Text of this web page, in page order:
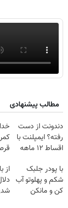
مطالب پیشنهادی
دندونت از دست
رفته؟ ایمپلنت با
اقساط ۱۲ ماهه
با پودر جلبک
شکم و پهلوتو آب
کن و مانکن
از